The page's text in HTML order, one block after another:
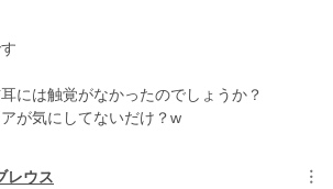
には触覚がなかったのでしょうか？
が気にしてないだけ？w
レウス ︙